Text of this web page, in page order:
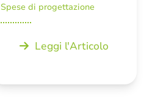
Spese di progettazione
Leggi l'Articolo